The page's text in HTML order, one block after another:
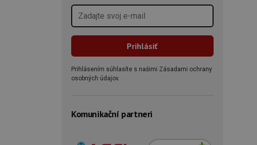
Prihlásením súhlasíte s našimi Zásadami ochrany
osobných údajov.
Komunikační partneri